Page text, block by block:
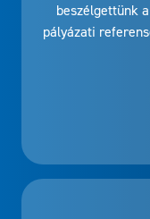
beszélgettünk
pályázati